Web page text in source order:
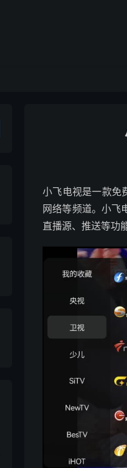
小飞电视是一款免
网络等频道。小飞
直播源、推送等功